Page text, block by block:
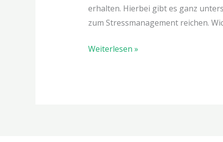
erhalten. Hierbei gibt es ganz
zum Stressmanagement reichen.
Weiterlesen »